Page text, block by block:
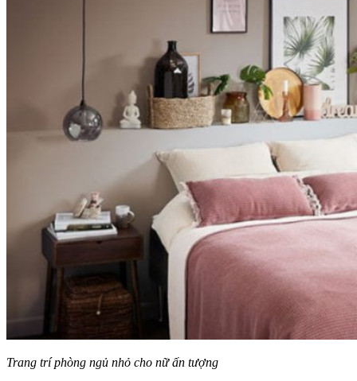
Trang trí phòng ngủ nhỏ cho nữ ấn tượng